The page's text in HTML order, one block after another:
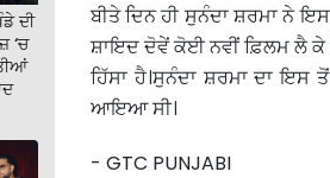
ਦੀ
‘ਚ
ਬੀਤੇ ਦਿਨ ਹੀ ਸੁਨੰਦਾ ਸ਼ਰਮਾ ਨੇ
ਸ਼ਾਇਦ ਦੋਵੇਂ ਕੋਈ ਨਵੀਂ ਫ਼ਿਲਮ ਲੈ ਕੇ
ਹਿੱਸਾ ਹੈ।ਸੁਨੰਦਾ ਸ਼ਰਮਾ ਦਾ ਇਸ
ਆਇਆ ਸੀ।
- GTC PUNJABI